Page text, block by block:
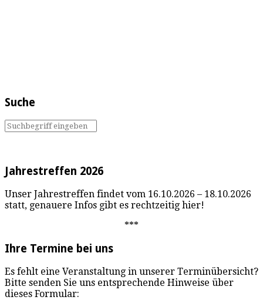
Suche
Jahrestreffen 2026
Unser Jahrestreffen findet vom 16.10.2026 – 18.10.2026
statt, genauere Infos gibt es rechtzeitig hier!
***
Ihre Termine bei uns
Es fehlt eine Veranstaltung in unserer Terminübersicht?
Bitte senden Sie uns entsprechende Hinweise über
dieses Formular: